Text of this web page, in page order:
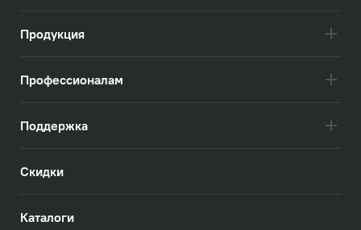
Продукция
Профессионалам
Поддержка
Скидки
Каталоги